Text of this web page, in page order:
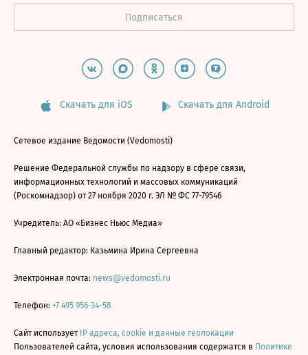
Скачать для iOS Скачать для Android
Сетевое издание Ведомости (Vedomosti)
Решение Федеральной службы по надзору в сфере связи,
информационных технологий и массовых коммуникаций
(Роскомнадзор) от 27 ноября 2020 г. ЭЛ № ФС 77-79546
Учредитель: АО «Бизнес Ньюс Медиа»
Главный редактор: Казьмина Ирина Сергеевна
Электронная почта: news@vedomosti.ru
Телефон: +7 495 956-34-58
Сайт использует IP адреса, cookie и данные геолокации
Пользователей сайта, условия использования содержатся в Политике